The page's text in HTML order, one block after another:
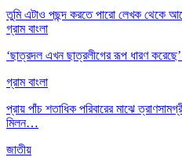
তুমি এটাও পছন্দ করতে পারো লেখক থেকে
গ্রাম বাংলা
‘ছাত্রদল এখন ছাত্রলীগের রূপ ধারণ
গ্রাম বাংলা
প্রায় পাঁচ শতাধিক পরিবারের মাঝে
মিলন…
জাতীয়